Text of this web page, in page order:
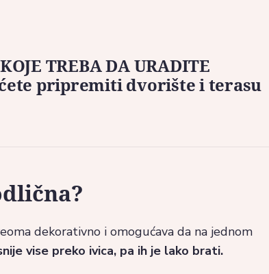
TREBA DA URADITE
pripremiti dvorište i terasu
dekorativno i omogućava da na jednom
vise preko ivica, pa ih je lako brati.